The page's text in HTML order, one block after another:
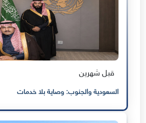
قبل شهرين
السعودية والجنوب: وصاية بلا خدمات